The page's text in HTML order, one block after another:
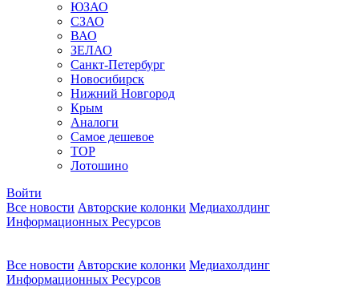
ЮЗАО
СЗАО
ВАО
ЗЕЛАО
Санкт-Петербург
Новосибирск
Нижний Новгород
Крым
Аналоги
Самое дешевое
TOP
Лотошино
Войти
Все новости Авторские колонки Медиахолдинг
Информационных Ресурсов
Все новости Авторские колонки Медиахолдинг
Информационных Ресурсов